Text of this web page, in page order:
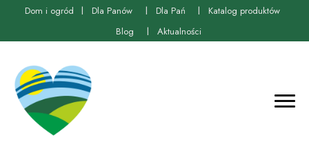
Dom i ogród Dla Panów Dla Pań
Katalog produktów
Blog
Aktualności